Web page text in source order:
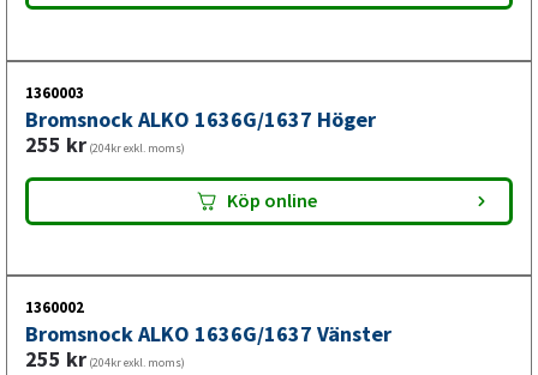
1360003
Bromsnock ALKO 1636G/1637 Höger
255 kr (204kr exkl. moms)
Köp online
1360002
Bromsnock ALKO 1636G/1637 Vänster
255 kr (204kr exkl. moms)